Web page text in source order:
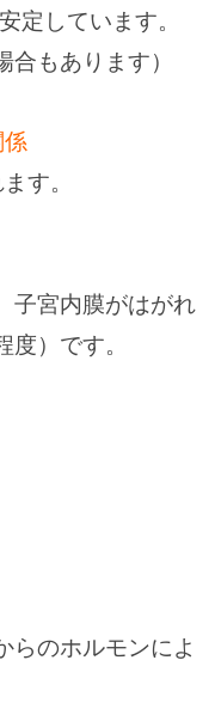
定しています。
もあります）
係
す。
子宮内膜がはがれ
）です。
のホルモンによ